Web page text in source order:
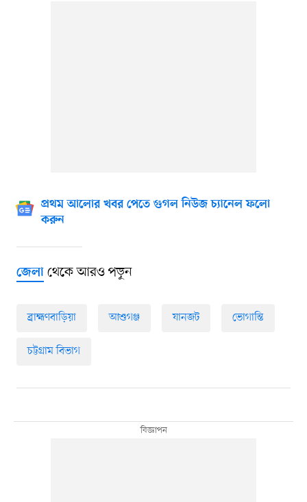
প্রথম আলোর খবর পেতে গুগল নিউজ চ্যানেল ফলো
করুন
জেলাথেকে আরও পড়ুন
ব্রাহ্মণবাড়িয়া আশুগঞ্জ যানজট ভোগান্তি
চট্টগ্রাম বিভাগ